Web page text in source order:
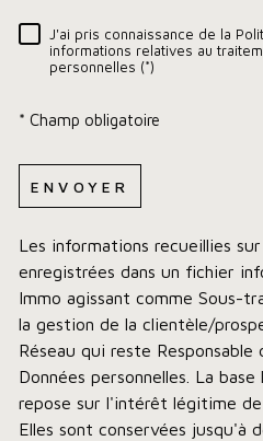
J'ai pris connaissance de la
informations relatives au
personnelles (*)
* Champ obligatoire
ENVOYER
Les informations recueillies
enregistrées dans un fichier
Immo agissant comme Sous-
la gestion de la clientèle/
Réseau qui reste
Données personnelles. La
repose sur l'intérêt légitime de
Elles sont conservées jusqu'à